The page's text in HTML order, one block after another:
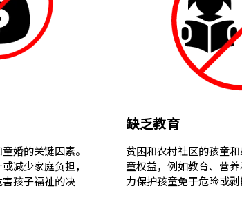
婚的关键因素。
减少家庭负担，
孩子福祉的决
缺乏教育
贫困和农村社区的孩童
童权益，例如教育、营
力保护孩童免于危险或剥